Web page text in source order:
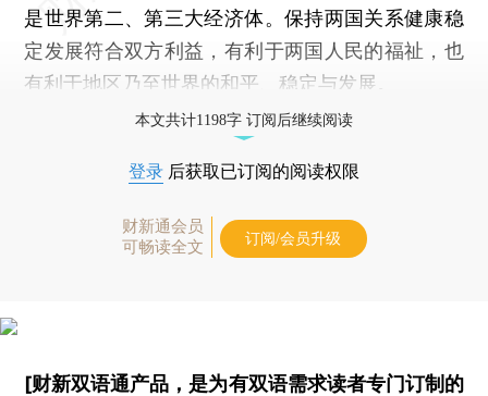
是世界第二、第三大经济体。保持两国关系健康稳
定发展符合双方利益，有利于两国人民的福祉，也
有利于地区乃至世界的和平、稳定与发展。
本文共计1198字 订阅后继续阅读
登录 后获取已订阅的阅读权限
财新通会员
可畅读全文
订阅/会员升级
[财新双语通产品，是为有双语需求读者专门订制的